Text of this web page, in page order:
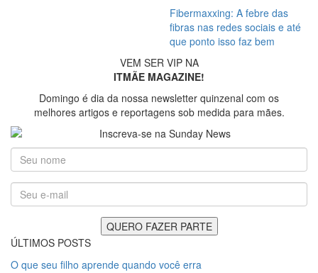
Fibermaxxing: A febre das
fibras nas redes sociais e até
que ponto isso faz bem
VEM SER VIP NA
ITMÃE MAGAZINE!
Domingo é dia da nossa newsletter quinzenal com os
melhores artigos e reportagens sob medida para mães.
ÚLTIMOS POSTS
O que seu filho aprende quando você erra